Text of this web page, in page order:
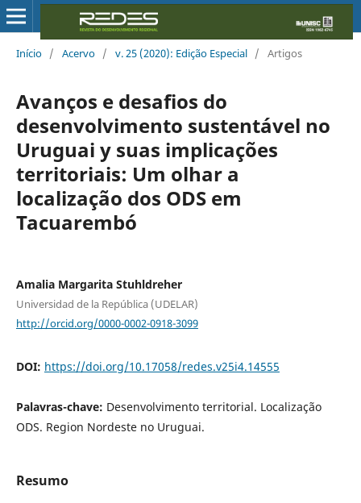
Início / Acervo / v. 25 (2020): Edição Especial / Artigos
Avanços e desafios do
desenvolvimento sustentável no
Uruguai y suas implicações
territoriais: Um olhar a
localização dos ODS em
Tacuarembó
Amalia Margarita Stuhldreher
Universidad de la República (UDELAR)
http://orcid.org/0000-0002-0918-3099
DOI: https://doi.org/10.17058/redes.v25i4.14555
Palavras-chave: Desenvolvimento territorial. Localização
ODS. Region Nordeste no Uruguai.
Resumo